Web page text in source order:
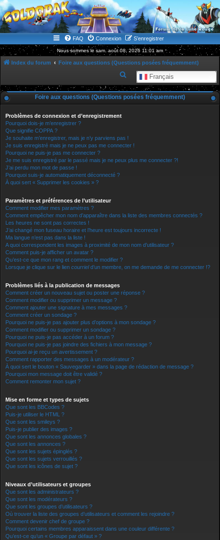
WWW.GOLDORAKGO.COM
le site de la Lune Rouge
FAQ Connexion S’enregistrer
Nous sommes le sam. août 08, 2026 11:01 am
Index du forum Foire aux questions (Questions posées fréquemment)
Français
e
c
c
Foire aux questions (Questions posées fréquemment)
Problèmes de connexion et d’enregistrement
Pourquoi dois-je m’enregistrer ?
Que signifie COPPA ?
Je souhaite m’enregistrer, mais je n’y parviens pas !
Je suis enregistré mais je ne peux pas me connecter !
Pourquoi ne puis-je pas me connecter ?
Je me suis enregistré par le passé mais je ne peux plus me connecter ?!
J’ai perdu mon mot de passe !
Pourquoi suis-je automatiquement déconnecté ?
À quoi sert « Supprimer les cookies » ?
Paramètres et préférences de l’utilisateur
Comment modifier mes paramètres ?
Comment empêcher mon nom d’apparaître dans la liste des membres connectés ?
Les heures ne sont pas correctes !
J’ai changé mon fuseau horaire et l’heure est toujours incorrecte !
Ma langue n’est pas dans la liste !
A quoi correspondent les images à proximité de mon nom d’utilisateur ?
Comment puis-je afficher un avatar ?
Qu’est-ce que mon rang et comment le modifier ?
Lorsque je clique sur le lien courrield’un membre, on me demande de me connecter !?
Problèmes liés à la publication de messages
Comment créer un nouveau sujet ou poster une réponse ?
Comment modifier ou supprimer un message ?
Comment ajouter une signature à mes messages ?
Comment créer un sondage ?
Pourquoi ne puis-je pas ajouter plus d’options à mon sondage ?
Comment modifier ou supprimer un sondage ?
Pourquoi ne puis-je pas accéder à un forum ?
Pourquoi ne puis-je pas joindre des fichiers à mon message ?
Pourquoi ai-je reçu un avertissement ?
Comment rapporter des messages à un modérateur ?
À quoi sert le bouton « Sauvegarder » dans la page de rédaction de message ?
Pourquoi mon message doit être validé ?
Comment remonter mon sujet ?
Mise en forme et types de sujets
Que sont les BBCodes ?
Puis-je utiliser le HTML ?
Que sont les smileys ?
Puis-je publier des images ?
Que sont les annonces globales ?
Que sont les annonces ?
Que sont les sujets épinglés ?
Que sont les sujets verrouillés ?
Que sont les icônes de sujet ?
Niveaux d’utilisateurs et groupes
Que sont les administrateurs ?
Que sont les modérateurs ?
Que sont les groupes d’utilisateurs ?
Où trouver la liste des groupes d’utilisateurs et comment les rejoindre ?
Comment devenir chef de groupe ?
Pourquoi certains membres apparaissent dans une couleur différente ?
Qu’est-ce qu’un « Groupe par défaut » ?